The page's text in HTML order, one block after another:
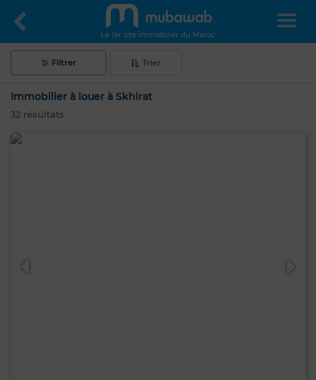
Le 1er site immobilier du Maroc
Filtrer Trier
Immobilier à louer à Skhirat
32 résultats